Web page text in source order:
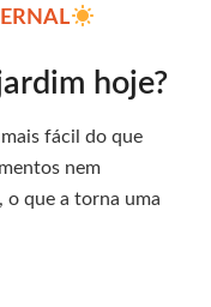
hoje?
fácil do que
nem
o que a torna uma